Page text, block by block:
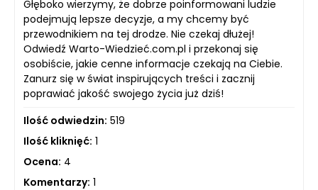
Głęboko wierzymy, że dobrze poinformowani ludzie
podejmują lepsze decyzje, a my chcemy być
przewodnikiem na tej drodze. Nie czekaj dłużej!
Odwiedź Warto-Wiedzieć.com.pl i przekonaj się
osobiście, jakie cenne informacje czekają na Ciebie.
Zanurz się w świat inspirujących treści i zacznij
poprawiać jakość swojego życia już dziś!
Ilość odwiedzin: 519
Ilość kliknięć: 1
Ocena: 4
Komentarzy: 1